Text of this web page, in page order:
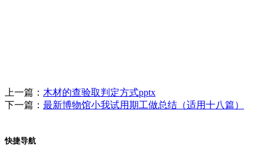
上一篇： 木材的查验取判定方式pptx
下一篇： 最新博物馆小我试用期工做总结（适用十八篇）
快捷导航